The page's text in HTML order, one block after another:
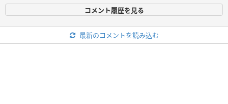
コメント履歴を見る
最新のコメントを読み込む